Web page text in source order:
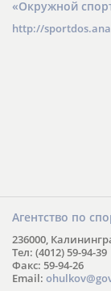
«Окружной
http://
Агентство по
236000,
Тел: (4012) 59-94-39
Факс: 59-94-26
Email: